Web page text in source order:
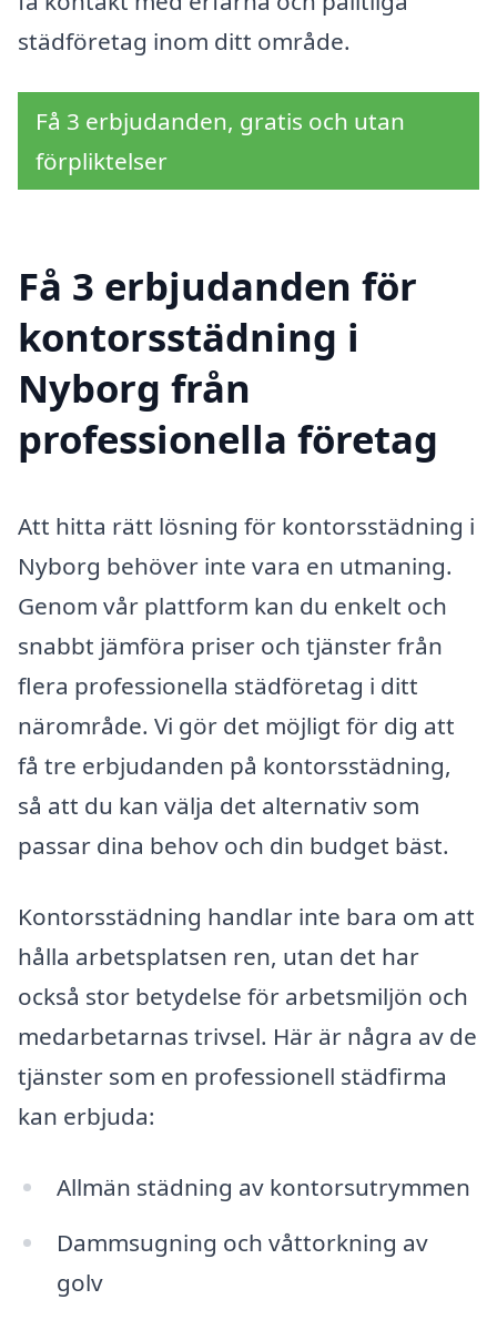
städföretag inom ditt område.
Få 3 erbjudanden, gratis och utan
förpliktelser
Få 3 erbjudanden för
kontorsstädning i
Nyborg från
professionella företag
Att hitta rätt lösning för kontorsstädning i
Nyborg behöver inte vara en utmaning.
Genom vår plattform kan du enkelt och
snabbt jämföra priser och tjänster från
flera professionella städföretag i ditt
närområde. Vi gör det möjligt för dig att
få tre erbjudanden på kontorsstädning,
så att du kan välja det alternativ som
passar dina behov och din budget bäst.
Kontorsstädning handlar inte bara om att
hålla arbetsplatsen ren, utan det har
också stor betydelse för arbetsmiljön och
medarbetarnas trivsel. Här är några av de
tjänster som en professionell städfirma
kan erbjuda:
Allmän städning av kontorsutrymmen
Dammsugning och våttorkning av
golv